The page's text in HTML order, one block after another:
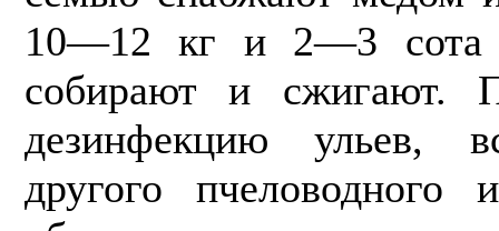
10—12 кг и 2—3 сота
собирают и сжигают.
дезинфекцию ульев,
другого пчеловодного